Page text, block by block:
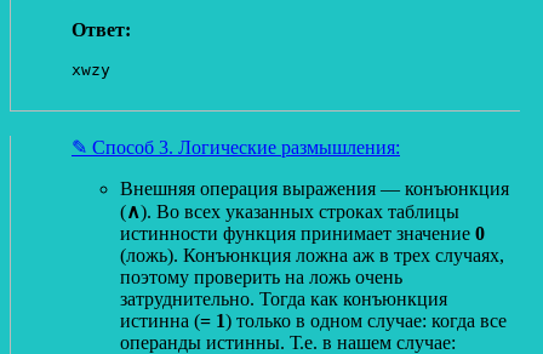
Ответ:
xwzy
✎ Способ 3. Логические размышления:
Внешняя операция выражения — конъюнкция
(∧). Во всех указанных строках таблицы
истинности функция принимает значение 0
(ложь). Конъюнкция ложна аж в трех случаях,
поэтому проверить на ложь очень
затруднительно. Тогда как конъюнкция
истинна (= 1) только в одном случае: когда все
операнды истинны. Т.е. в нашем случае: